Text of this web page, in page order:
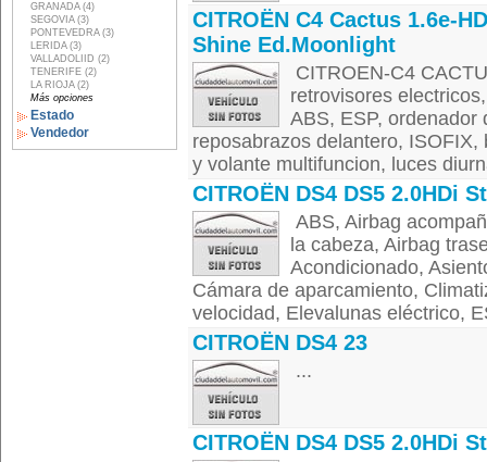
GRANADA (4)
SEGOVIA (3)
PONTEVEDRA (3)
LERIDA (3)
VALLADOLIID (2)
TENERIFE (2)
LA RIOJA (2)
Más opciones
Estado
Vendedor
CITROËN C4 Cactus 1.6e-
Shine Ed.Moonlight
CITROEN-C4
retrovisores
ABS, ESP, ordenador
reposabrazos delantero,
y volante multifuncion, luces
CITROËN DS4 DS5 2.0HDi
ABS, Airbag
la cabeza, Airbag
Acondicionado,
Cámara de aparcamiento,
velocidad, Elevalunas eléctrico,
CITROËN DS4 23
...
CITROËN DS4 DS5 2.0HDi